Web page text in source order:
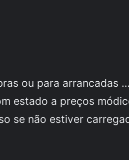
ou para arrancadas
estado a preços
se não estiver